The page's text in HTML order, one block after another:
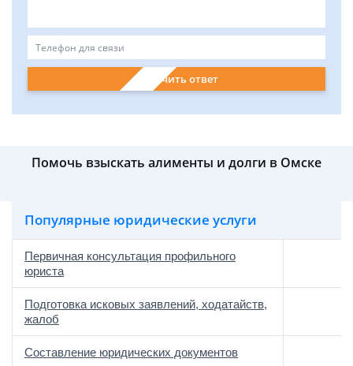
Получить ответ
Помочь взыскать алименты и долги в Омске
Популярные юридические услуги
Первичная консультация профильного
юриста
Подготовка исковых заявлений, ходатайств,
жалоб
Составление юридических документов